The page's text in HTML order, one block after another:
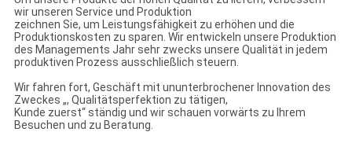
wir unseren Service und Produktion
zeichnen Sie, um Leistungsfähigkeit zu erhöhen und die
Produktionskosten zu sparen. Wir entwickeln unsere Produktion
des Managements Jahr sehr zwecks unsere Qualität in jedem
produktiven Prozess ausschließlich steuern.
Wir fahren fort, Geschäft mit ununterbrochener Innovation des
Zweckes „, Qualitätsperfektion zu tätigen,
Kunde zuerst“ ständig und wir schauen vorwärts zu Ihrem
Besuchen und zu Beratung.